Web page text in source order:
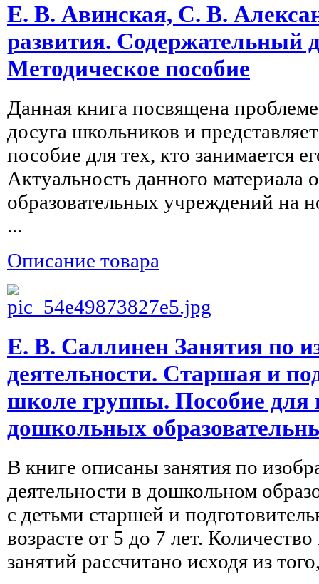
Е. В. Авинская, С. В.
развития. Содержательный
Методическое пособие
Данная книга посвящена
досуга школьников и
пособие для тех, кто занимается
Актуальность данного материала
образовательных учреждений на
...
Описание товара
Е. В. Саллинен Занятия по
деятельности. Старшая и
школе группы. Пособие для
дошкольных
В книге описаны занятия по
деятельности в дошкольном
с детьми старшей и
возрасте от 5 до 7 лет.
занятий рассчитано исходя из